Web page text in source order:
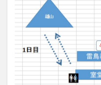
紹
3